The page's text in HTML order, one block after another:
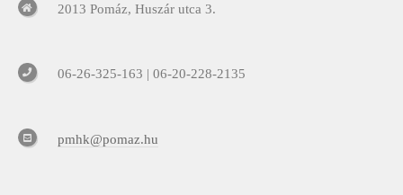
2013 Pomáz, Huszár utca 3.
06-26-325-163 | 06-20-228-2135
pmhk@pomaz.hu